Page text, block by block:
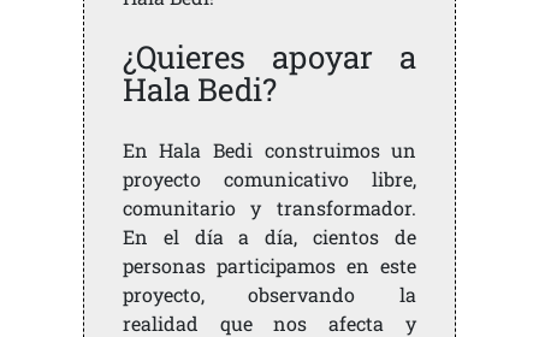
¿Quieres apoyar a
Hala Bedi?
En Hala Bedi construimos un
proyecto comunicativo libre,
comunitario y transformador.
En el día a día, cientos de
personas participamos en este
proyecto, observando la
realidad que nos afecta y